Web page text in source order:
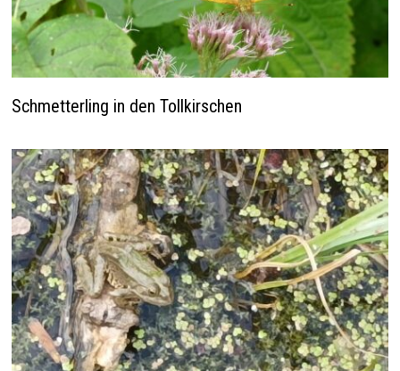
Schmetterling in den Tollkirschen